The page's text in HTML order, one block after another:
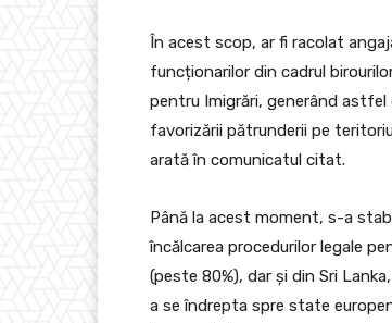
În acest scop, ar fi racolat
funcționarilor din cadrul
pentru Imigrări, generând astfel
favorizării pătrunderii pe
arată în comunicatul citat.
Până la acest moment, s-a
încălcarea procedurilor legale
(peste 80%), dar și din Sri
a se îndrepta spre state